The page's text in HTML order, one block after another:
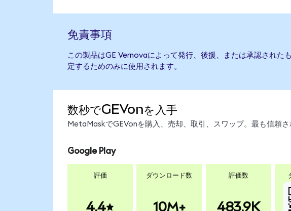
免責事項
この製品はGE Vernovaによって発行、後援、または承認され
定するためのみに使用されます。
数秒でGEVonを入手
MetaMaskでGEVonを購入、売却、取引、スワップ。最も信頼さ
Google Play
評価
4.4
ダウンロード数
10M+
評価数
483.9K